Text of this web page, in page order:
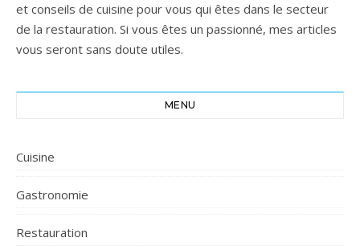
et conseils de cuisine pour vous qui êtes dans le secteur
de la restauration. Si vous êtes un passionné, mes articles
vous seront sans doute utiles.
MENU
Cuisine
Gastronomie
Restauration